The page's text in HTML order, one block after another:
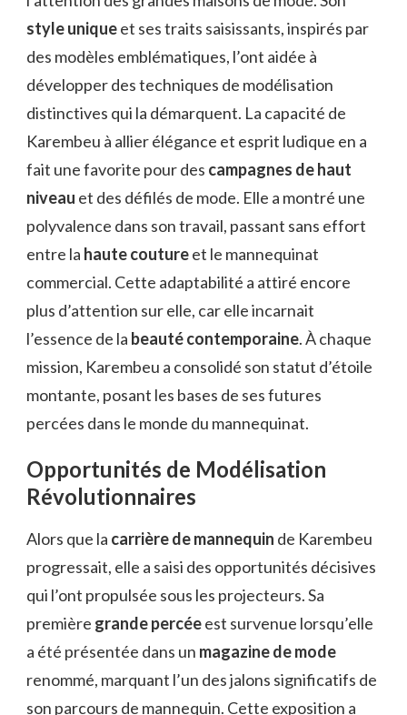
style uniqueet ses traits saisissants, inspirés par
des modèles emblématiques, l’ont aidée à
développer des techniques de modélisation
distinctives qui la démarquent. La capacité de
Karembeu à allier élégance et esprit ludique en a
fait une favorite pour des campagnes de haut
niveau et des défilés de mode. Elle a montré une
polyvalence dans son travail, passant sans effort
entre la haute coutureet le mannequinat
commercial. Cette adaptabilité a attiré encore
plus d’attention sur elle, car elle incarnait
l’essence de la beauté contemporaine. À chaque
mission, Karembeu a consolidé son statut d’étoile
montante, posant les bases de ses futures
percées dans le monde du mannequinat.
Opportunités de Modélisation
Révolutionnaires
Alors que la carrière de mannequin de Karembeu
progressait, elle a saisi des opportunités décisives
qui l’ont propulsée sous les projecteurs. Sa
première grande percéeest survenue lorsqu’elle
a été présentée dans un magazine de mode
renommé, marquant l’un des jalons significatifs de
son parcours de mannequin. Cette exposition a